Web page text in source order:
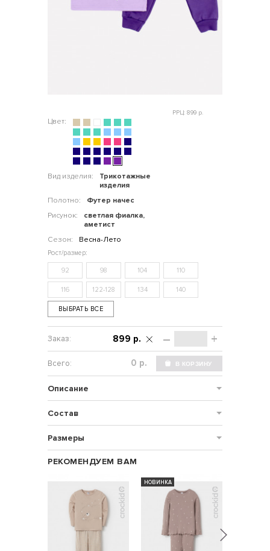
Цвет:
Вид изделия:
Трикотажные
изделия
Полотно:
Футер начес
Рисунок:
светлая фиалка,
аметист
Сезон:
Весна-Лето
РРЦ: 899 р.
92 98 104 110
116 122-128 134 140
ВЫБРАТЬ ВСЕ
– +
899 р.
р.
Описание
Состав
Размеры
РЕКОМЕНДУЕМ ВАМ
НОВИНКА